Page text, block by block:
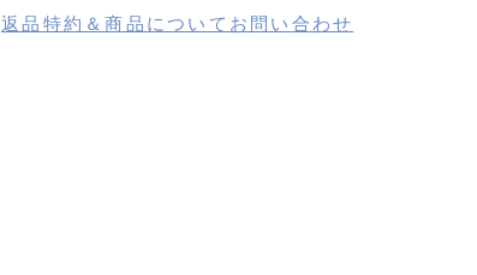
返品特約＆商品についてお問い合わせ